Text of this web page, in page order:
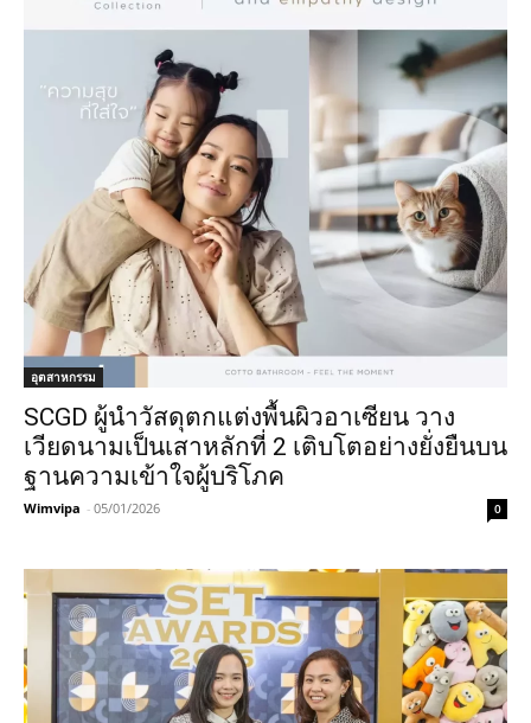
อุตสาหกรรม
SCGD ผู้นำวัสดุตกแต่งพื้นผิวอาเซียน วาง
เวียดนามเป็นเสาหลักที่ 2 เติบโตอย่างยั่งยืนบน
ฐานความเข้าใจผู้บริโภค
Wimvipa - 05/01/2026 0